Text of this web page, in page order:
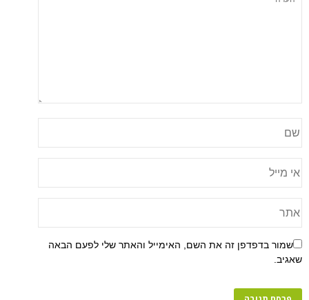
שמור בדפדפן זה את השם, האימייל והאתר שלי לפעם הבאה
שאגיב.